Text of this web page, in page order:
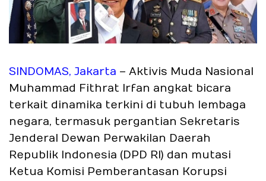
SINDOMAS, Jakarta – Aktivis Muda Nasional
Muhammad Fithrat Irfan angkat bicara
terkait dinamika terkini di tubuh lembaga
negara, termasuk pergantian Sekretaris
Jenderal Dewan Perwakilan Daerah
Republik Indonesia (DPD RI) dan mutasi
Ketua Komisi Pemberantasan Korupsi